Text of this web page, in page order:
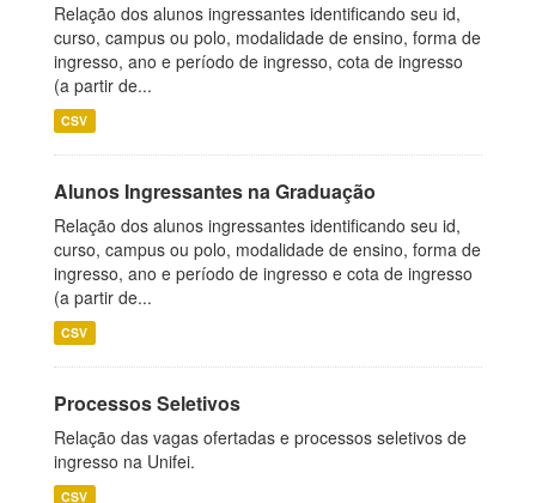
Relação dos alunos ingressantes identificando seu id,
curso, campus ou polo, modalidade de ensino, forma de
ingresso, ano e período de ingresso, cota de ingresso
(a partir de...
CSV
Alunos Ingressantes na Graduação
Relação dos alunos ingressantes identificando seu id,
curso, campus ou polo, modalidade de ensino, forma de
ingresso, ano e período de ingresso e cota de ingresso
(a partir de...
CSV
Processos Seletivos
Relação das vagas ofertadas e processos seletivos de
ingresso na Unifei.
CSV